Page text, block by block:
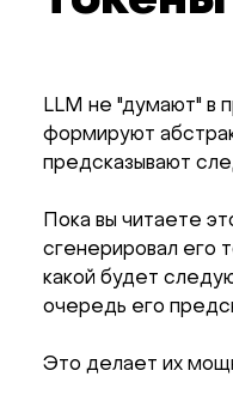
LLM не "думают" в
формируют
предсказывают
Пока вы читаете
сгенерировал его
какой будет
очередь его
Это делает их